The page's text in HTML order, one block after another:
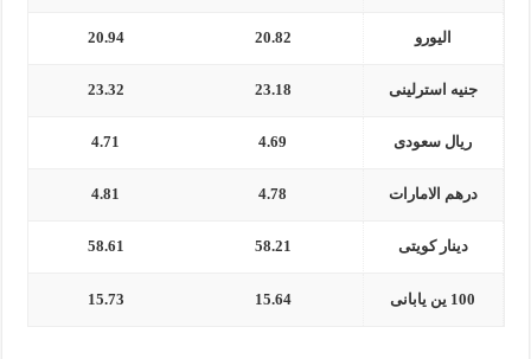
اليورو 20.82
20.94
جنيه استرلينى 23.18
23.32
ريال سعودى 4.69
4.71
درهم الامارات 4.78
4.81
دينار كويتى 58.21
58.61
100 ين يابانى 15.64
15.73